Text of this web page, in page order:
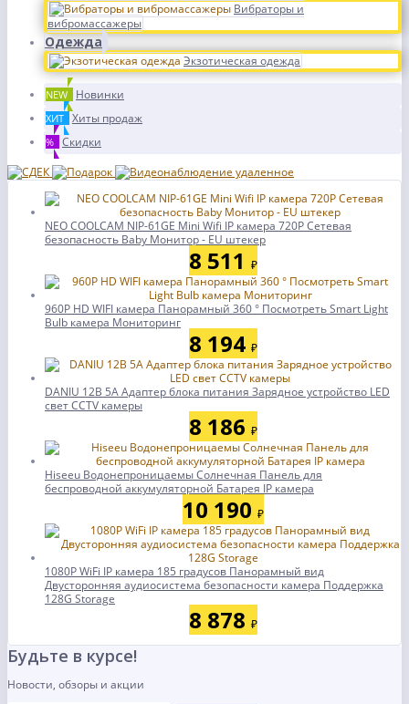
Вибраторы и
вибромассажеры
Одежда
Экзотическая одежда
NEW Новинки
ХИТ Хиты продаж
% Скидки
NEO COOLCAM NIP-61GE Mini Wifi IP камера 720P Сетевая
безопасность Baby Монитор - EU штекер
8 511 ₽
960P HD WIFI камера Панорамный 360 ° Посмотреть Smart Light
Bulb камера Мониторинг
8 194 ₽
DANIU 12В 5А Адаптер блока питания Зарядное устройство LED
свет CCTV камеры
8 186 ₽
Hiseeu Водонепроницаемы Солнечная Панель для
беспроводной аккумуляторной Батарея IP камера
10 190 ₽
1080P WiFi IP камера 185 градусов Панорамный вид
Двусторонняя аудиосистема безопасности камера Поддержка
128G Storage
8 878 ₽
Будьте в курсе!
Новости, обзоры и акции